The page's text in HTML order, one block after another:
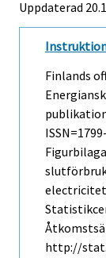
Uppdaterad
Finlands
http://